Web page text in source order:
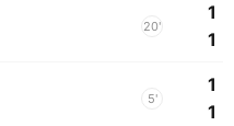
20'
1
1
5'
1
1